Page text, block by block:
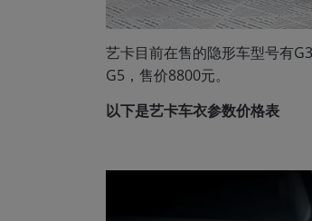
艺卡目前在售的隐形车型号有
G5，售价8800元。
以下是艺卡车衣参数价格表